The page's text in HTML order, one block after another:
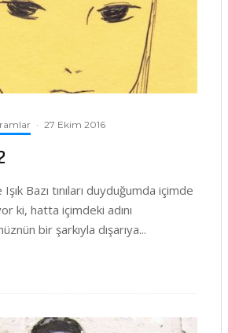
· 27 Ekim 2016
Bazı tınıları duyduğumda içimde
ki, hatta içimdeki adını
bir şarkıyla dışarıya...